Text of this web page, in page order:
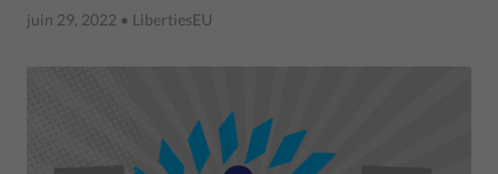
juin 29, 2022 • LibertiesEU